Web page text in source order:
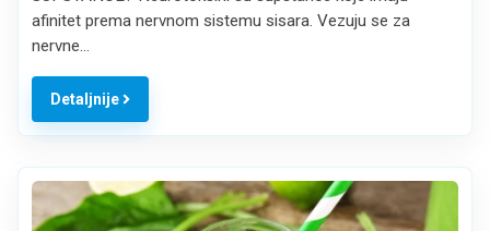
afinitet prema nervnom sistemu sisara. Vezuju se za
nervne…
Detaljnije